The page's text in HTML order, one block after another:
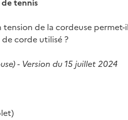
tennis
de la cordeuse
corde utilisé ?
- Version du 15 juillet 2024